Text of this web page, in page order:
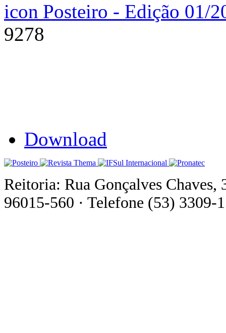
Posteiro - Edição 01/
9278
Download
Reitoria: Rua Gonçalves
96015-560 · Telefone (53) 3309-